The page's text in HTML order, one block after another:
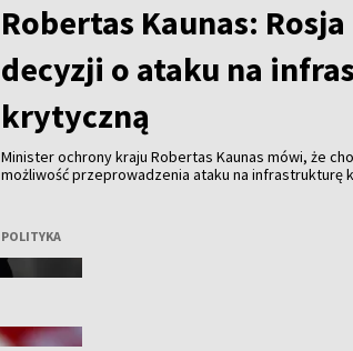
Robertas Kaunas:
decyzji o ataku na
krytyczną
Minister ochrony kraju Robertas Kaunas mówi, że
możliwość przeprowadzenia ataku na infrastrukturę
POLITYKA